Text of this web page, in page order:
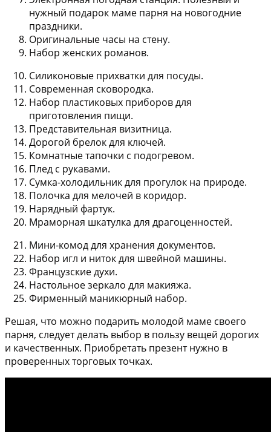
нужный подарок маме парня на новогодние
праздники.
Оригинальные часы на стену.
Набор женских романов.
Силиконовые прихватки для посуды.
Современная сковородка.
Набор пластиковых приборов для
приготовления пищи.
Представительная визитница.
Дорогой брелок для ключей.
Комнатные тапочки с подогревом.
Плед с рукавами.
Сумка-холодильник для прогулок на природе.
Полочка для мелочей в коридор.
Нарядный фартук.
Мраморная шкатулка для драгоценностей.
Мини-комод для хранения документов.
Набор игл и ниток для швейной машины.
Французские духи.
Настольное зеркало для макияжа.
Фирменный маникюрный набор.
Решая, что можно подарить молодой маме своего
парня, следует делать выбор в пользу вещей дорогих
и качественных. Приобретать презент нужно в
проверенных торговых точках.